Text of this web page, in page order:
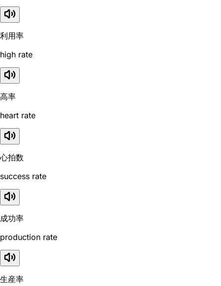
利用率
high rate
高率
heart rate
心拍数
success rate
成功率
production rate
生産率